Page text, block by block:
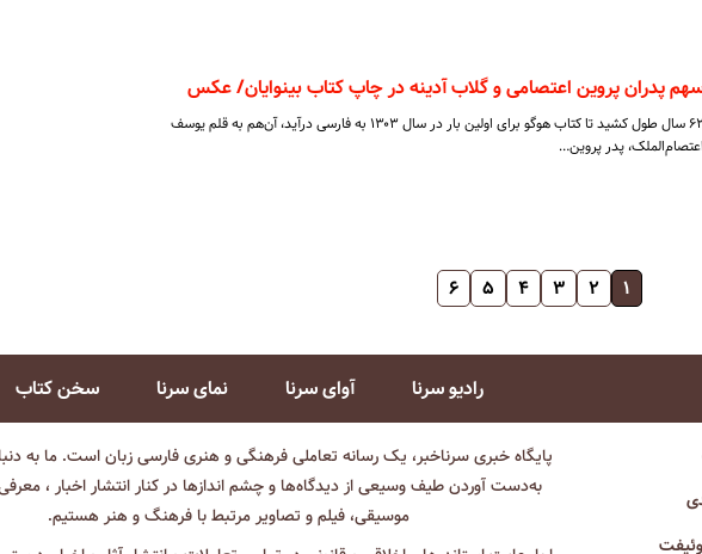
پدران پروین اعتصامی و گلاب آدینه در چاپ کتاب بینوایان/ عکس
۶۲ سال طول کشید تا کتاب هوگو برای اولین بار در سال ۱۳۰۳ به فارسی درآید، آن‌هم به قلم یوسف
اعتصام‌الملک، پدر پروین…
۱ ۲ ۳ ۴ ۵ ۶
رادیو سرنا آوای سرنا نمای سرنا سخن کتاب
پایگاه خبری سرناخبر، یک رسانه تعاملی فرهنگی و هنری فارسی زبان است. ما به
به‌دست آوردن طیف وسیعی از دیدگاه‌ها و چشم انداز‌ها در کنار انتشار اخبار ،
موسیقی، فیلم و تصاویر مرتبط با فرهنگ و هنر هستیم.